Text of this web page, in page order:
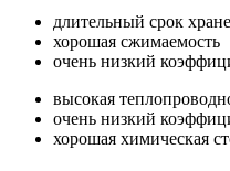
длительный срок
хорошая сжимаемость
очень низкий
высокая
очень низкий
хорошая химическая